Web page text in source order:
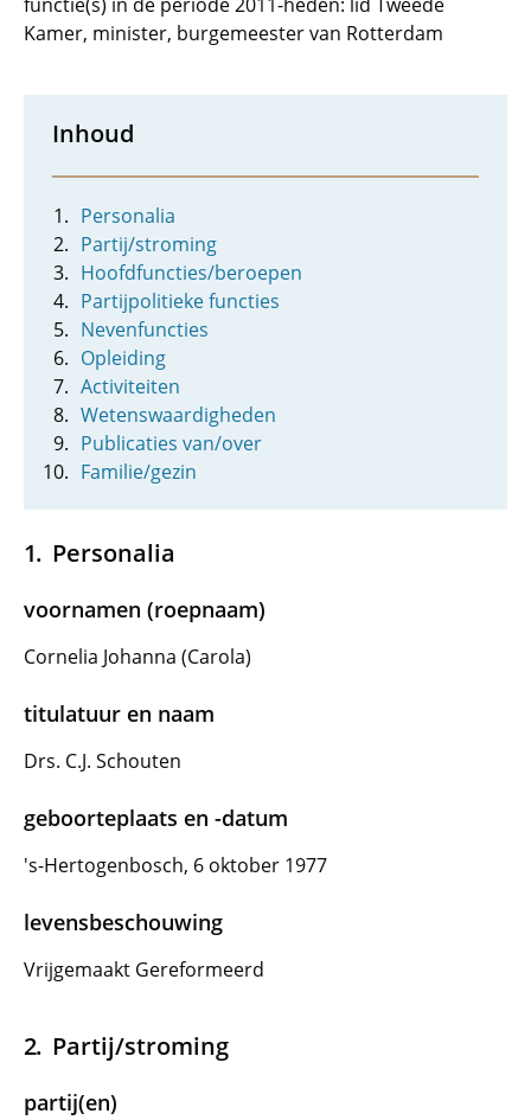
Kamer, minister, burgemeester van Rotterdam
Inhoud
Personalia
Partij/stroming
Hoofdfuncties/beroepen
Partijpolitieke functies
Nevenfuncties
Opleiding
Activiteiten
Wetenswaardigheden
Publicaties van/over
Familie/gezin
Personalia
voornamen (roepnaam)
Cornelia Johanna (Carola)
titulatuur en naam
Drs. C.J. Schouten
geboorteplaats en -datum
's-Hertogenbosch, 6 oktober 1977
levensbeschouwing
Vrijgemaakt Gereformeerd
Partij/stroming
partij(en)